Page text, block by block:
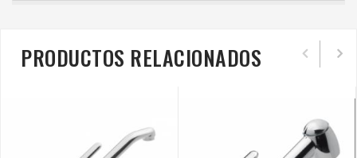
PRODUCTOS RELACIONADOS